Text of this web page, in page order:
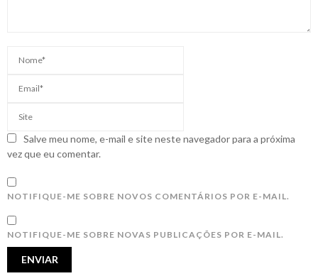
Salve meu nome, e-mail e site neste navegador para a próxima
vez que eu comentar.
NOTIFIQUE-ME SOBRE NOVOS COMENTÁRIOS POR E-MAIL.
NOTIFIQUE-ME SOBRE NOVAS PUBLICAÇÕES POR E-MAIL.